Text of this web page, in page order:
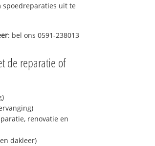
uit te
: bel ons 0591-238013
de reparatie of
renovatie en
dakleer)